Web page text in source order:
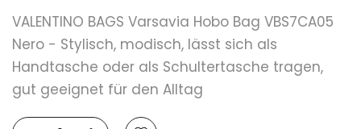
VALENTINO BAGS Varsavia Hobo Bag VBS7CA05
Nero - Stylisch, modisch, lässt sich als
Handtasche oder als Schultertasche tragen,
gut geeignet für den Alltag